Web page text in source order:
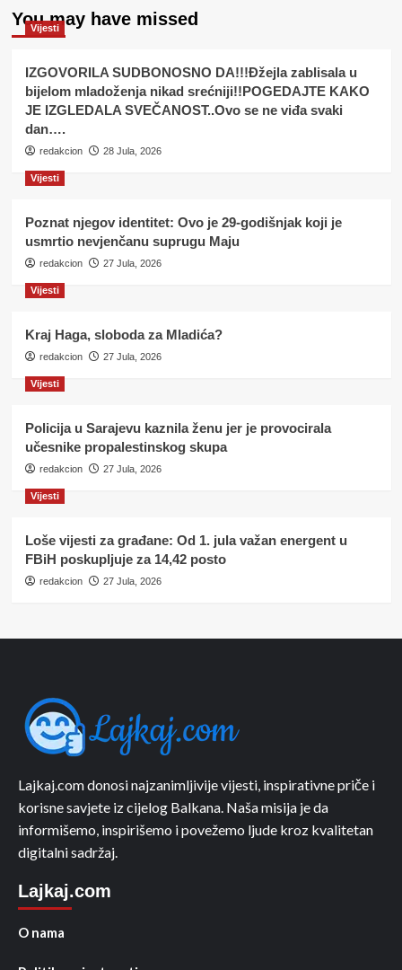
You may have missed
Vijesti
IZGOVORILA SUDBONOSNO DA!!!Đžejla zablisala u
bijelom mladoženja nikad srećniji!!POGEDAJTE KAKO
JE IZGLEDALA SVEČANOST..Ovo se ne viđa svaki
dan….
redakcion 28 Jula, 2026
Vijesti
Poznat njegov identitet: Ovo je 29-godišnjak koji je
usmrtio nevjenčanu suprugu Maju
redakcion 27 Jula, 2026
Vijesti
Kraj Haga, sloboda za Mladića?
redakcion 27 Jula, 2026
Vijesti
Policija u Sarajevu kaznila ženu jer je provocirala
učesnike propalestinskog skupa
redakcion 27 Jula, 2026
Vijesti
Loše vijesti za građane: Od 1. jula važan energent u
FBiH poskupljuje za 14,42 posto
redakcion 27 Jula, 2026
Lajkaj.com donosi najzanimljivije vijesti, inspirativne priče i
korisne savjete iz cijelog Balkana. Naša misija je da
informišemo, inspirišemo i povežemo ljude kroz kvalitetan
digitalni sadržaj.
Lajkaj.com
O nama